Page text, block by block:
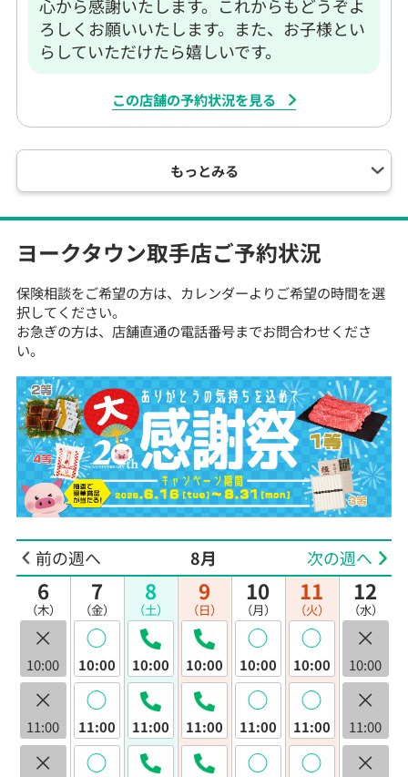
心から感謝いたします。これからもどうぞよ
ろしくお願いいたします。また、お子様とい
らしていただけたら嬉しいです。
この店舗の予約状況を見る
もっとみる
ヨークタウン取手店ご予約状況
前の週へ 8月 次の週へ
6
（木）
×
10:00
×
11:00
×
7
（金）
◯
10:00
◯
11:00
◯
8
（土）
10:00
11:00
9
（日）
10:00
11:00
10
（月）
◯
10:00
◯
11:00
◯
11
（火）
◯
10:00
◯
11:00
◯
12
（水）
×
10:00
×
11:00
×
保険相談をご希望の方は、カレンダーよりご希望の時間を選
択してください。
お急ぎの方は、店舗直通の電話番号までお問合わせくださ
い。